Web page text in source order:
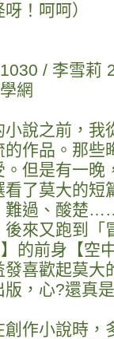
！呵呵）
/ 李雪莉
網
小說之前，我
的作品。那些
。但是有一晚
看了莫大的
難過、酸楚
後來又跑到「
的前身【空
發喜歡起莫
版，心?還真
創作小說時，